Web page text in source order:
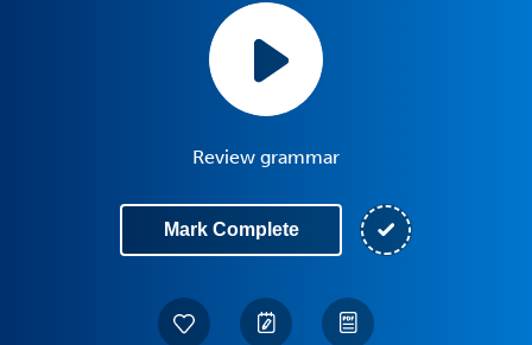
Review grammar
Mark Complete